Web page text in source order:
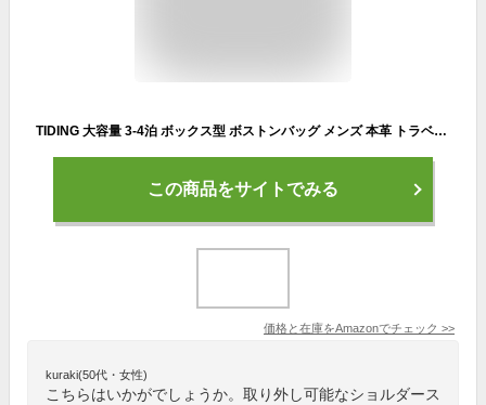
TIDING 大容量 3-4泊 ボックス型 ボストンバッグ メンズ 本革 トラベルバッグ 旅行かばん シンプル 2WAY YKK ショルダーバッグ 厚手牛革 経年変化 ビンテージ風 ゴルフ ダークブラウン 【日本会社正規品】
この商品をサイトでみる
価格と在庫をAmazonでチェック >>
kuraki(50代・女性)
こちらはいかがでしょうか。取り外し可能なショルダース